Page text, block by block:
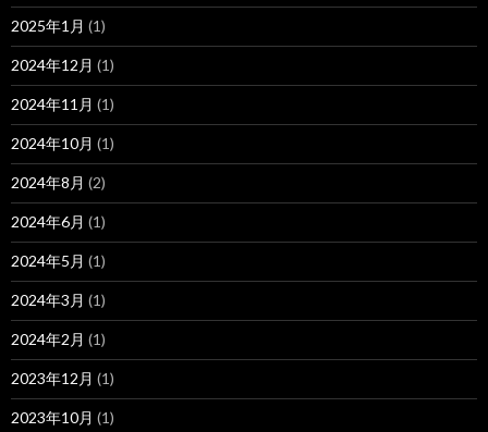
2025年1月 (1)
2024年12月 (1)
2024年11月 (1)
2024年10月 (1)
2024年8月 (2)
2024年6月 (1)
2024年5月 (1)
2024年3月 (1)
2024年2月 (1)
2023年12月 (1)
2023年10月 (1)